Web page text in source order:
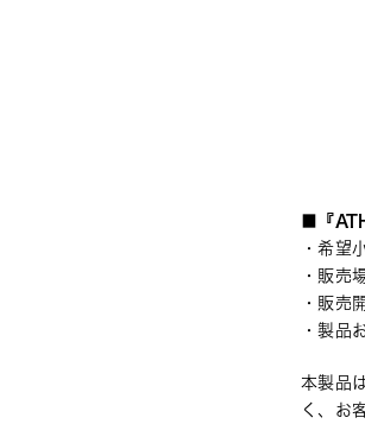
■『
・希望
・販売
・販売
・製品
本製品
く、お